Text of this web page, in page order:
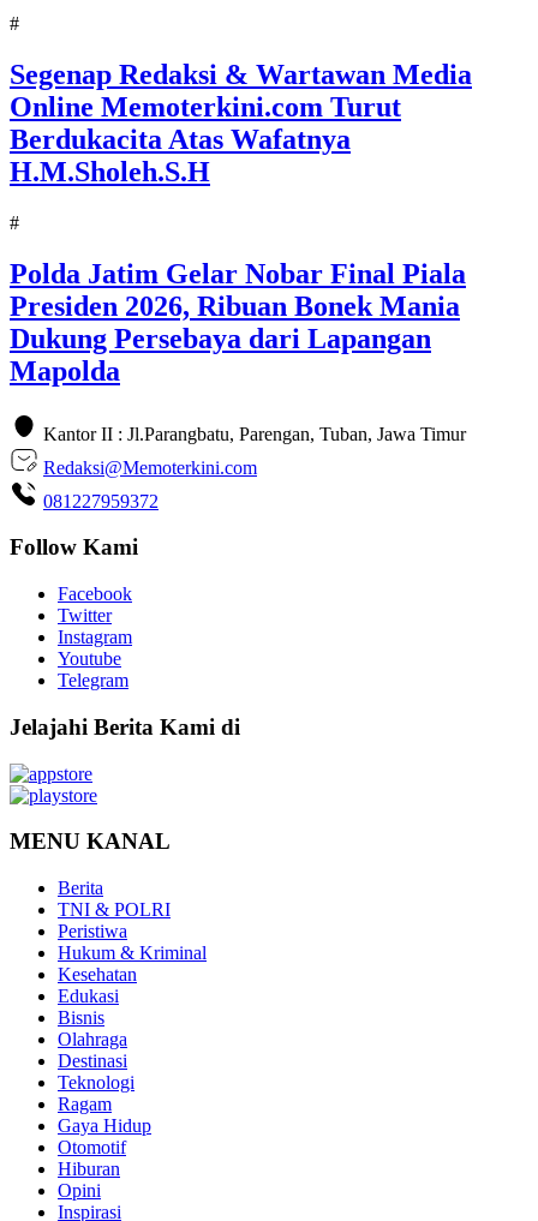
#
Segenap Redaksi & Wartawan Media
Online Memoterkini.com Turut
Berdukacita Atas Wafatnya
H.M.Sholeh.S.H
#
Polda Jatim Gelar Nobar Final Piala
Presiden 2026, Ribuan Bonek Mania
Dukung Persebaya dari Lapangan
Mapolda
Kantor II : Jl.Parangbatu, Parengan, Tuban, Jawa Timur
Redaksi@Memoterkini.com
081227959372
Follow Kami
Facebook
Twitter
Instagram
Youtube
Telegram
Jelajahi Berita Kami di
MENU KANAL
Berita
TNI & POLRI
Peristiwa
Hukum & Kriminal
Kesehatan
Edukasi
Bisnis
Olahraga
Destinasi
Teknologi
Ragam
Gaya Hidup
Otomotif
Hiburan
Opini
Inspirasi